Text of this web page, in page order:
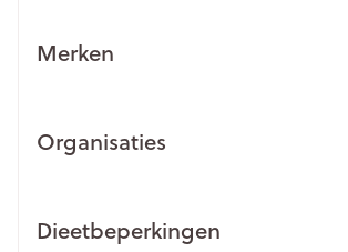
Merken
Organisaties
Dieetbeperkingen